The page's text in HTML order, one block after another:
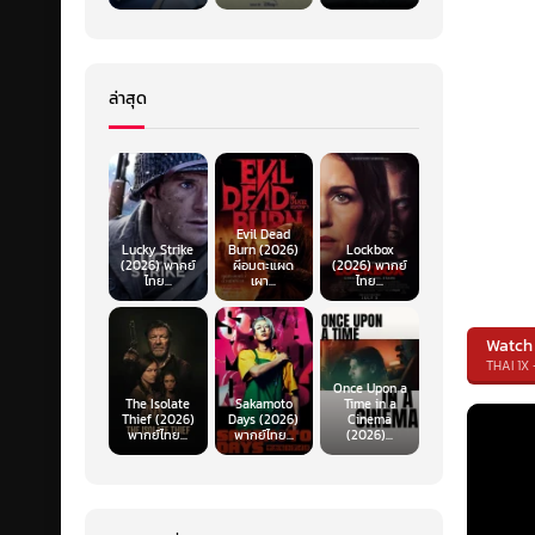
Watch
THAI 1X
ล่าสุด
Lucky Strike
(2026) พากย์
ไทย...
Evil Dead
Burn (2026)
ผีอมตะแผด
เผา...
Lockbox
(2026) พากย์
ไทย...
The Isolate
Thief (2026)
พากย์ไทย...
Sakamoto
Days (2026)
พากย์ไทย...
Once Upon a
Time in a
Cinema
(2026)...